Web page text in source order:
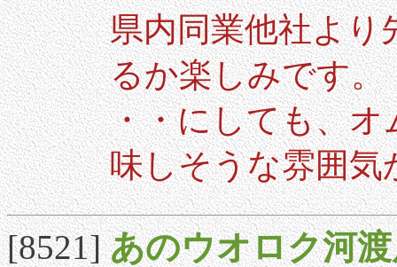
県内同業他社より
るか楽しみです。
・・にしても、
味しそうな雰囲気
[8521]あのウオロク河